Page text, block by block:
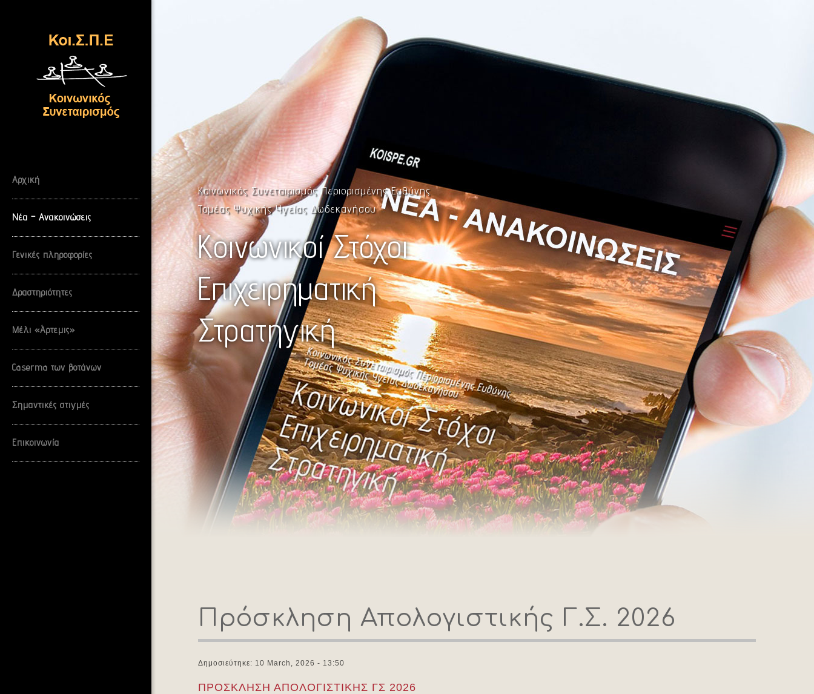
Αρχική
Νέα – Ανακοινώσεις
Γενικές πληροφορίες
Δραστηριότητες
Μέλι «Άρτεμις»
Caserma των βοτάνων
Σημαντικές στιγμές
Επικοινωνία
Κοινωνικός Συνεταιρισμός Περιορισμένης Ευθύνης
Τομέας Ψυχικής Υγείας Δωδεκανήσου
Κοινωνικοί Στόχοι
Επιχειρηματική
Στρατηγική
Πρόσκληση Απολογιστικής Γ.Σ. 2026
Δημοσιεύτηκε: 10 March, 2026 - 13:50
ΠΡΟΣΚΛΗΣΗ ΑΠΟΛΟΓΙΣΤΙΚΗΣ ΓΣ 2026